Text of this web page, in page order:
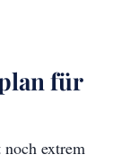
für
extrem